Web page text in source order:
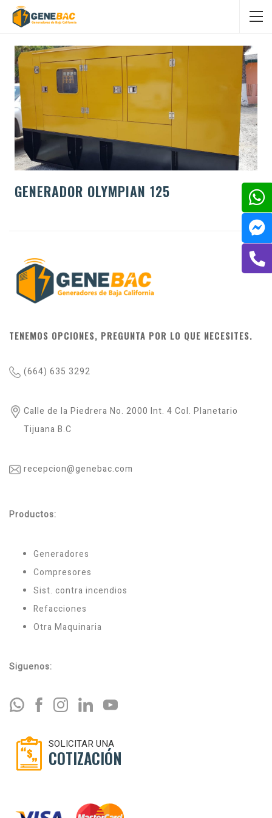
GENERADOR OLYMPIAN 125
TENEMOS OPCIONES, PREGUNTA POR LO QUE NECESITES.
(664) 635 3292
Calle de la Piedrera No. 2000 Int. 4 Col. Planetario
Tijuana B.C
recepcion@genebac.com
Productos:
Generadores
Compresores
Sist. contra incendios
Refacciones
Otra Maquinaria
Siguenos:
SOLICITAR UNA
COTIZACIÓN